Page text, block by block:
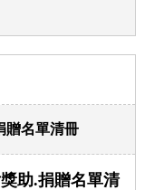
贈名單清冊
助.捐贈名單清